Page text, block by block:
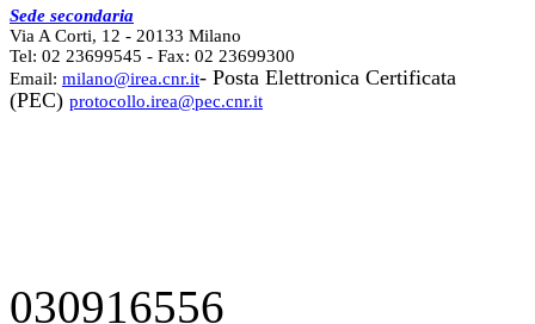
Sede secondaria
Via A Corti, 12 - 20133 Milano
Tel: 02 23699545 - Fax: 02 23699300
Email: milano@irea.cnr.it- Posta Elettronica Certificata
(PEC) protocollo.irea@pec.cnr.it
030916556